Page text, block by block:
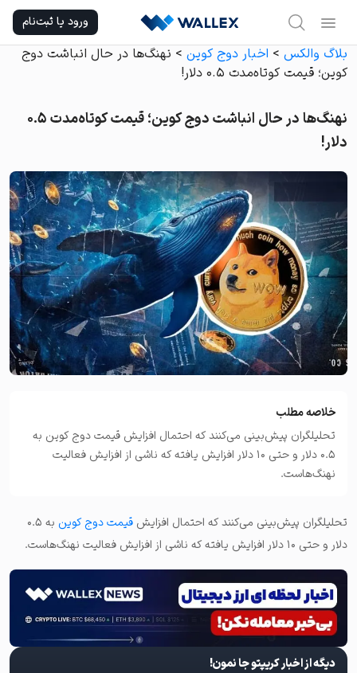
content
ورود یا ثبت‌نام
بلاگ والکس > اخبار دوج کوین > نهنگ‌ها در حال انباشت دوج
کوین؛ قیمت کوتاه‌مدت ۰.۵ دلار!
نهنگ‌ها در حال انباشت دوج کوین؛ قیمت کوتاه‌مدت ۰.۵
دلار!
خلاصه مطلب
تحلیلگران پیش‌بینی می‌کنند که احتمال افزایش قیمت دوج کوین به
۰.۵ دلار و حتی ۱۰ دلار افزایش یافته که ناشی از افزایش فعالیت
نهنگ‌هاست.
تحلیلگران پیش‌بینی می‌کنند که احتمال افزایش قیمت دوج کوین
به ۰.۵
دلار و حتی ۱۰ دلار افزایش یافته که ناشی از افزایش فعالیت نهنگ‌هاست.
دیگه از اخبار کریپتو جا نمون!